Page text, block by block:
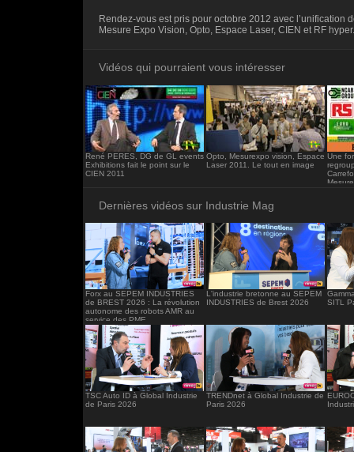
frameborder="0"></iframe>
Rendez-vous est pris pour octobre 2012 avec l’unification
Mesure Expo Vision, Opto, Espace Laser, CIEN et RF hyper.
Vidéos qui pourraient vous intéresser
René PERES, DG de GL events
Exhibitions fait le point sur le
CIEN 2011
Opto, Mesurexpo vision, Espace
Laser 2011. Le tout en image
Une
Dernières vidéos sur Industrie Mag
Forx au SEPEM INDUSTRIES
de BREST 2026 : La révolution
autonome des robots AMR au
service des PME
L'industrie bretonne au SEPEM
INDUSTRIES de Brest 2026
SITL
TSC Auto ID à Global Industrie
de Paris 2026
TRENDnet à Global Industrie de
Paris 2026